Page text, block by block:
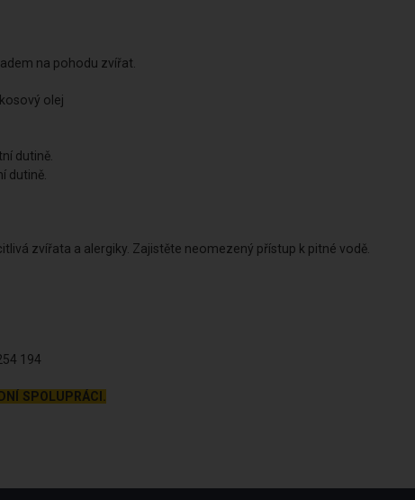
na pohodu zvířat.
olej
dutině.
zvířata a alergiky. Zajistěte neomezený přístup k pitné vodě.
194
SPOLUPRÁCI.